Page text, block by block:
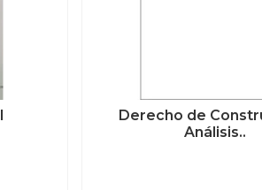
Derecho de
Análisis..